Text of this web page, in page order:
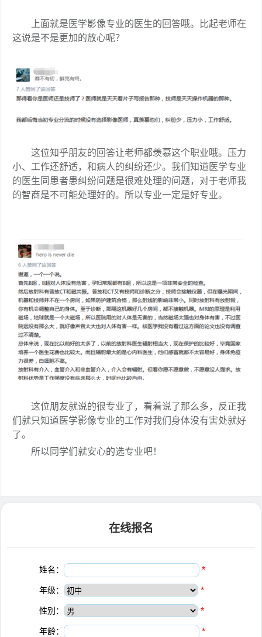
上面就是医学影像专业的医生的回答哦。比起老师在
这说是不是更加的放心呢？
这位知乎朋友的回答让老师都羡慕这个职业哦。压力
小、工作还舒适，和病人的纠纷还少。我们知道医学专业
的医生同患者患纠纷问题是很难处理的问题，对于老师我
的智商是不可能处理好的。所以专业一定是好专业。
这位朋友就说的很专业了，看着说了那么多，反正我
们就只知道医学影像专业的工作对我们身体没有害处就好
了。
所以同学们就安心的选专业吧！
在线报名
姓名： *
年级： *
性别： *
年龄： *